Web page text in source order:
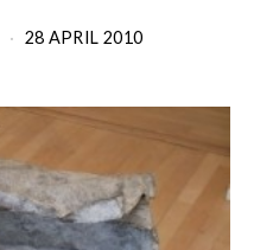
28 APRIL 2010